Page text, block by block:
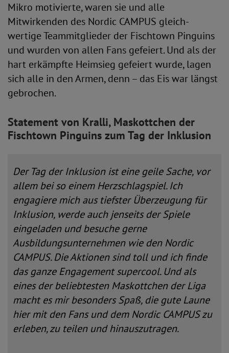
Mikro motivierte, waren sie und alle
Mitwirkenden des Nordic CAMPUS gleich-
wertige Teammitglieder der Fischtown Pinguins
und wurden von allen Fans gefeiert. Und als der
hart erkämpfte Heimsieg gefeiert wurde, lagen
sich alle in den Armen, denn – das Eis war längst
gebrochen.
Statement von Kralli, Maskottchen der
Fischtown Pinguins zum Tag der Inklusion
Der Tag der Inklusion ist eine geile Sache, vor
allem bei so einem Herzschlagspiel. Ich
engagiere mich aus tiefster Überzeugung für
Inklusion, werde auch jenseits der Spiele
eingeladen und besuche gerne
Ausbildungsunternehmen wie den Nordic
CAMPUS. Die Aktionen sind toll und ich finde
das ganze Engagement supercool. Und als
eines der beliebtesten Maskottchen der Liga
macht es mir besonders Spaß, die gute Laune
hier mit den Fans und dem Nordic CAMPUS zu
erleben, zu teilen und hinauszutragen.